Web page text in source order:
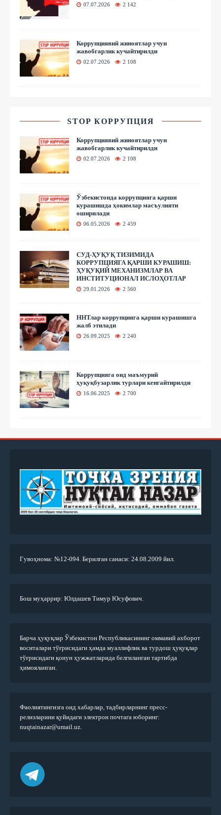
07.07.2026 2 142
Коррупциявий жиноятлар учун
жавобгарлик кучайтирилди
02.07.2026 2 108
STOP КОРРУПЦИЯ
Коррупциявий жиноятлар учун
жавобгарлик кучайтирилди
02.07.2026 2 108
Ўзбекистонда коррупцияга қарши
курашишда ҳокимлар масъулияти
оширилади
06.05.2026 2 459
СУД-ҲУҚУҚ ТИЗИМИДА
КОРРУПЦИЯГА ҚАРШИ КУРАШИШ:
ҲУҚУҚИЙ МЕХАНИЗМЛАР ВА
ИНСТИТУЦИОНАЛ ИСЛОҲОТЛАР
29.01.2026 2 560
ННТлар коррупцияга қарши курашишга
жалб этилади
26.09.2025 2 240
Коррупцияга оид маъмурий
ҳуқуқбузарлик турлари кенгайтирилди
16.06.2025 2 700
Гувоҳнома: №12-094. Берилган санаси: 24.08.2009 йил.
Бош муҳаррир: Юлдашев Тимур Юсуфович.
Барча ҳуқуқлар Ўзбекистон Республикасининг оммавий ахборот
воситалари тўғрисидаги ҳамда муаллифлик ва турдош ҳуқуқлар
тўғрисидаги қонун ҳужжатларида белгиланган тартибда
ҳимояланган.
Фаолиятингизга оид хабарлар, тадбирларнинг пресс-
релизларини қуйидаги электрон почтага юборинг:
nuqtainazar@umail.uz.